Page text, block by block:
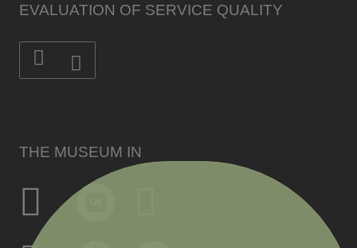
THE MUSEUM IN
EVALUATION OF SERVICE QUALITY